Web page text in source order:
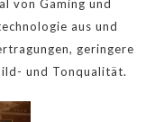
von Gaming und
aus und
geringere
und Tonqualität.